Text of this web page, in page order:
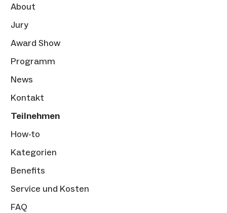
About
Jury
Award Show
Programm
News
Kontakt
Teilnehmen
How-to
Kategorien
Benefits
Service und Kosten
FAQ